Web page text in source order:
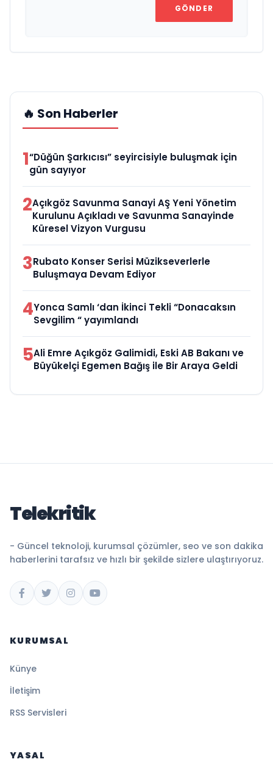
GÖNDER
🔥 Son Haberler
1“Düğün Şarkıcısı” seyircisiyle buluşmak için
gün sayıyor
2Açıkgöz Savunma Sanayi AŞ Yeni Yönetim
Kurulunu Açıkladı ve Savunma Sanayinde
Küresel Vizyon Vurgusu
3Rubato Konser Serisi Müzikseverlerle
Buluşmaya Devam Ediyor
4Yonca Samlı ‘dan İkinci Tekli “Donacaksın
Sevgilim “ yayımlandı
5Ali Emre Açıkgöz Galimidi, Eski AB Bakanı ve
Büyükelçi Egemen Bağış ile Bir Araya Geldi
Telekritik
- Güncel teknoloji, kurumsal çözümler, seo ve son dakika
haberlerini tarafsız ve hızlı bir şekilde sizlere ulaştırıyoruz.
KURUMSAL
Künye
İletişim
RSS Servisleri
YASAL